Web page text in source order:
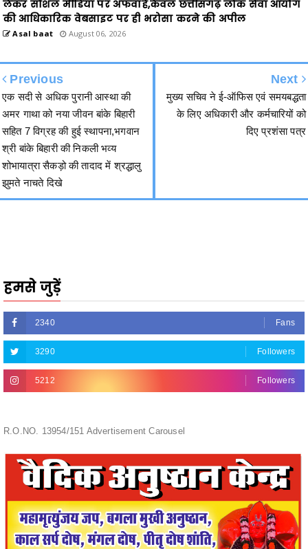
Previous
अमर गाथा को नया जीवन बांके बिहारी
सहित 7 विग्रह की हुई स्थापना,भगवान
श्री बांके बिहारी की निकली भव्य
शोभायात्रा सैकड़ो की तादाद में श्रद्धालु
झुमते नाचते दिखे
के लिए अधिकारी और कर्मचारियों को
दिए प्रशंसा पत्र
2340
3290 Followers
5212 Followers
R.O.NO. 13954/151 Advertisement Carousel